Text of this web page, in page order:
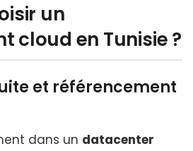
un
cloud en Tunisie ?
et référencement
dans un datacenter